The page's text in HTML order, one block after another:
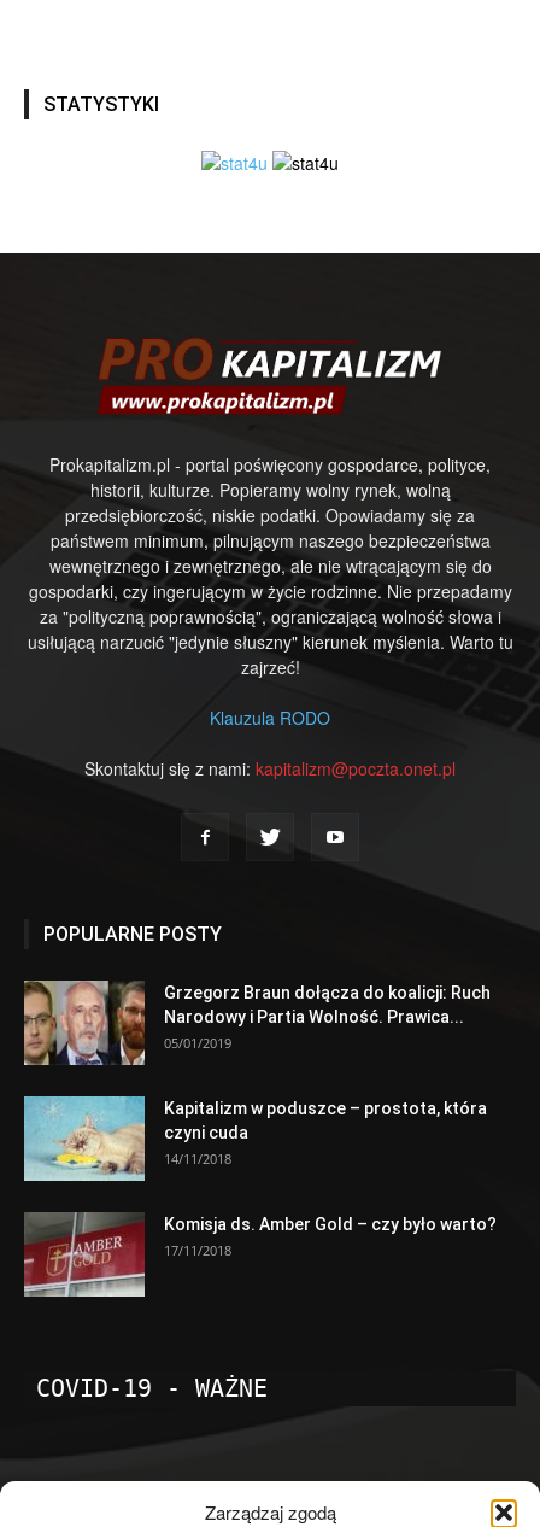
Zarządzaj zgodą
STATYSTYKI
Prokapitalizm.pl - portal poświęcony gospodarce, polityce,
historii, kulturze. Popieramy wolny rynek, wolną
przedsiębiorczość, niskie podatki. Opowiadamy się za
państwem minimum, pilnującym naszego bezpieczeństwa
wewnętrznego i zewnętrznego, ale nie wtrącającym się do
gospodarki, czy ingerującym w życie rodzinne. Nie przepadamy
za "polityczną poprawnością", ograniczającą wolność słowa i
usiłującą narzucić "jedynie słuszny" kierunek myślenia. Warto tu
zajrzeć!
Klauzula RODO
Skontaktuj się z nami: kapitalizm@poczta.onet.pl
POPULARNE POSTY
Grzegorz Braun dołącza do koalicji: Ruch
Narodowy i Partia Wolność. Prawica...
05/01/2019
Kapitalizm w poduszce – prostota, która
czyni cuda
14/11/2018
Komisja ds. Amber Gold – czy było warto?
17/11/2018
COVID-19 - WAŻNE